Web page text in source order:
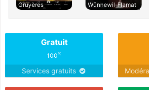
Gruyères
Wünnewil-Flamat
Gratuit
100%
Services gratuits